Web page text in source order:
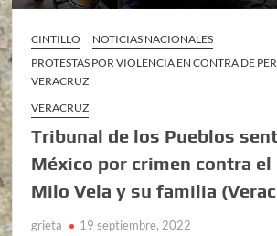
CINTILLO
NOTICIAS NACIONALES
PROTESTAS POR VIOLENCIA EN CONTRA DE
VERACRUZ
VERACRUZ
Tribunal de los Pueblos
México por crimen contra
Milo Vela y su familia
grieta 19 septiembre, 2022